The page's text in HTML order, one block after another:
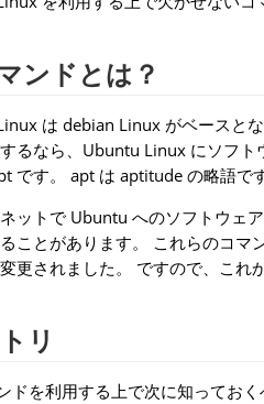
ンドとは？
は debian Linux がベースと
るなら、Ubuntu Linux にソフト
です。 apt は aptitude の略語です
ットで Ubuntu へのソフトウェ
ことがあります。 これらのコ
更されました。 ですので、これ
リ
を利用する上で次に知っておく